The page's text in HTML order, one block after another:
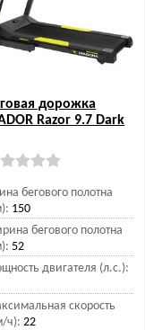
дорожка
Razor 9.7 Dark
бегового полотна
150
бегового полотна
52
двигателя (л.с.):
скорость
ч): 22